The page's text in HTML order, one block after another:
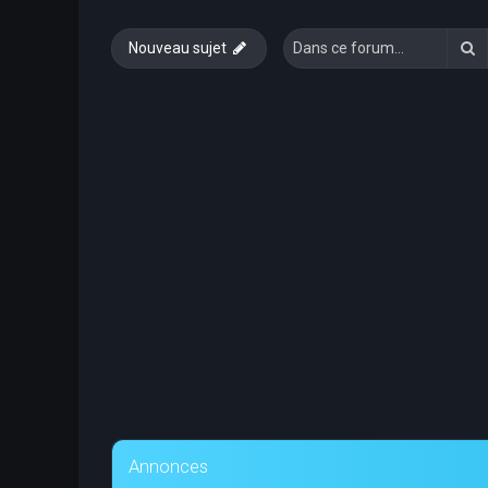
Nouveau sujet
Annonces